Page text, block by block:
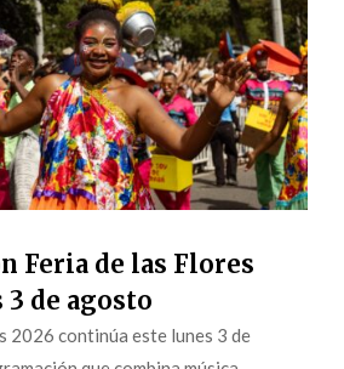
Feria de las Flores
3 de agosto
2026 continúa este lunes 3 de